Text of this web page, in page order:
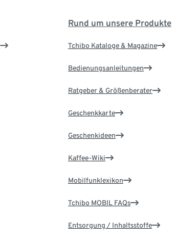
Rund um unsere Produkte
Tchibo Kataloge & Magazine
Bedienungsanleitungen
Ratgeber & Größenberater
Geschenkkarte
Geschenkideen
Kaffee-Wiki
Mobilfunklexikon
Tchibo MOBIL FAQs
Entsorgung / Inhaltsstoffe